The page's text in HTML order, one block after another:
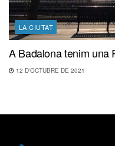
LA CIUTAT
A Badalona tenim una
12 D'OCTUBRE DE 2021